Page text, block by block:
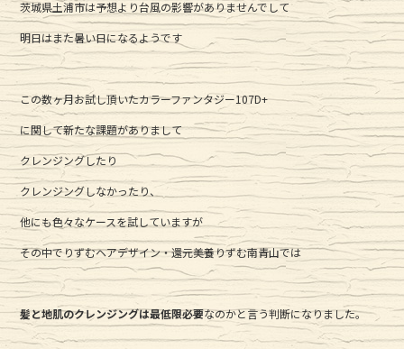
b
o
o
k
r
茨城県土浦市は予想より台風の影響がありませんでして
明日はまた暑い日になるようです
この数ヶ月お試し頂いたカラーファンタジー107D+
に関して新たな課題がありまして
クレンジングしたり
クレンジングしなかったり、
他にも色々なケースを試していますが
その中でりずむヘアデザイン・還元美養りずむ南青山では
髪と地肌のクレンジングは最低限必要なのかと言う判断になりました。